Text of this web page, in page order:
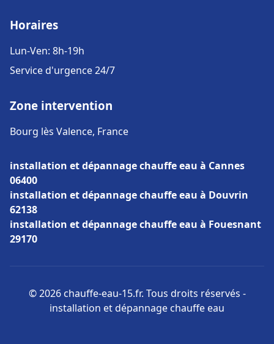
Horaires
Lun-Ven: 8h-19h
Service d'urgence 24/7
Zone intervention
Bourg lès Valence, France
installation et dépannage chauffe eau à Cannes
06400
installation et dépannage chauffe eau à Douvrin
62138
installation et dépannage chauffe eau à Fouesnant
29170
© 2026 chauffe-eau-15.fr. Tous droits réservés -
installation et dépannage chauffe eau